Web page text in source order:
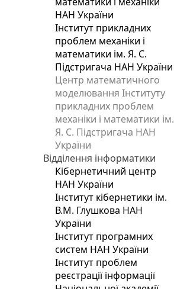
НАН України
Інститут прикладних
проблем механіки і
математики ім. Я. С.
Підстригача НАН України
Центр математичного
моделювання Інституту
прикладних проблем
механіки і математики ім.
Я. С. Підстригача НАН
України
Відділення інформатики
Кібернетичний центр
НАН України
Інститут кібернетики ім.
В.М. Глушкова НАН
України
Інститут програмних
систем НАН України
Інститут проблем
реєстрації інформації